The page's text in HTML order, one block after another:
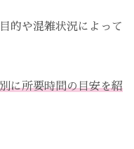
的や混雑状況によって
に所要時間の目安を紹